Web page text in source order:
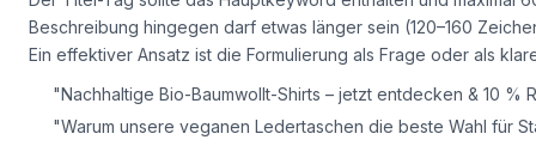
Der Titel-Tag sollte das Hauptkeyword enthalten und maximal
Beschreibung hingegen darf etwas länger sein (120–160
Ein effektiver Ansatz ist die Formulierung als Frage oder als
"Nachhaltige Bio-Baumwollt-Shirts – jetzt entdecken & 10 %